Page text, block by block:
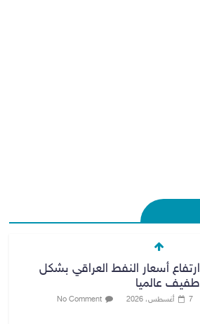
ارتفاع أسعار النفط العراقي بشكل
طفيف عالميا
7 أغسطس، 2026 No Comment